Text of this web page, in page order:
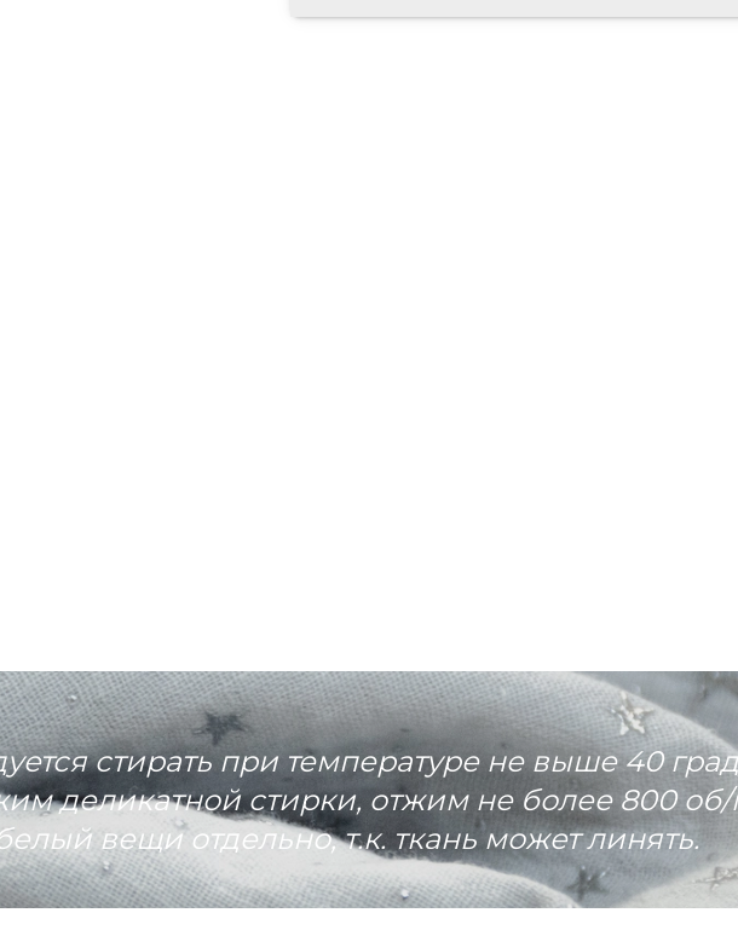
стирать при температуре не выше 40
деликатной стирки, отжим не более 800
вещи отдельно, т.к. ткань может линять.